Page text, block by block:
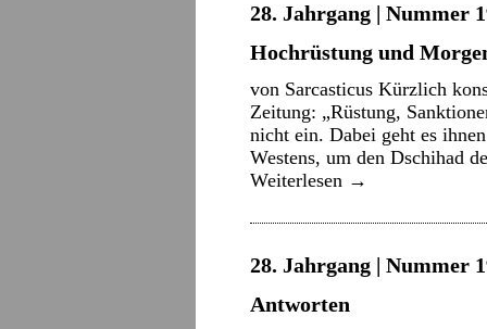
28. Jahrgang | Nummer
Hochrüstung und
von Sarcasticus Kürzlich
Zeitung: „Rüstung,
nicht ein. Dabei geht es
Westens, um den Dschihad
Weiterlesen →
28. Jahrgang | Nummer
Antworten